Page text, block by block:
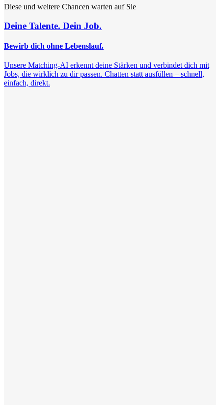
Diese und weitere Chancen warten auf Sie
Deine Talente. Dein Job.
Bewirb dich ohne Lebenslauf.
Unsere Matching-AI erkennt deine Stärken und verbindet dich mit
Jobs, die wirklich zu dir passen. Chatten statt ausfüllen – schnell,
einfach, direkt.